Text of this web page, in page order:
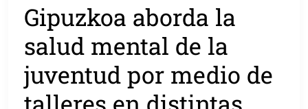
Gipuzkoa aborda la
salud mental de la
juventud por medio de